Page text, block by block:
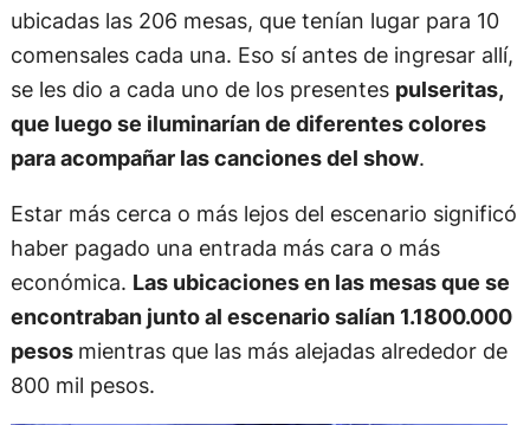
ubicadas las 206 mesas, que tenían lugar para 10
comensales cada una. Eso sí antes de ingresar allí,
se les dio a cada uno de los presentes pulseritas,
que luego se iluminarían de diferentes colores
para acompañar las canciones del show.
Estar más cerca o más lejos del escenario significó
haber pagado una entrada más cara o más
económica. Las ubicaciones en las mesas que se
encontraban junto al escenario salían 1.1800.000
pesos mientras que las más alejadas alrededor de
800 mil pesos.